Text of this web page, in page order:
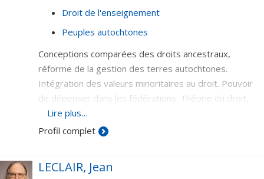
Droit de l'enseignement
Peuples autochtones
Conceptions comparées des droits ancestraux,
réforme de la gestion des terres autochtones.
Intégration des valeurs minoritaires au droit. Pouvoir
de dépenser dans les fédérations. Théorie du droit,
droit constitutionnel, droit de la santé, droit de
l'enseignement supérieur.
Lire plus…
Profil complet
LECLAIR, Jean